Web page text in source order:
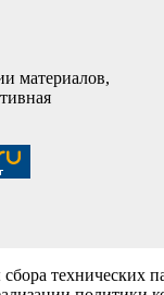
материалов,
технических